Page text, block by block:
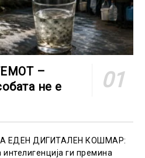
–
не е
ЕДЕН ДИГИТАЛЕН КОШМАР:
ги премина